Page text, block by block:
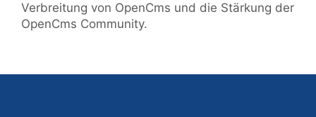
Verbreitung von OpenCms und die Stärkung der
OpenCms Community.